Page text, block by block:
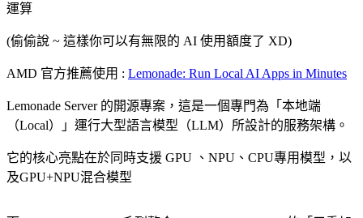
運算
(偷偷說 ~ 這樣你可以有無限的 AI 使用額度了 XD)
AMD 官方推薦使用 : Lemonade: Run Local AI Apps in Minutes
Lemonade Server 的開源專案，這是一個專門為「本地端
（Local）」運行大型語言模型（LLM）所設計的服務架構。
它的核心亮點在於同時支援 GPU 、NPU、CPU專用模型，以
及GPU+NPU混合模型